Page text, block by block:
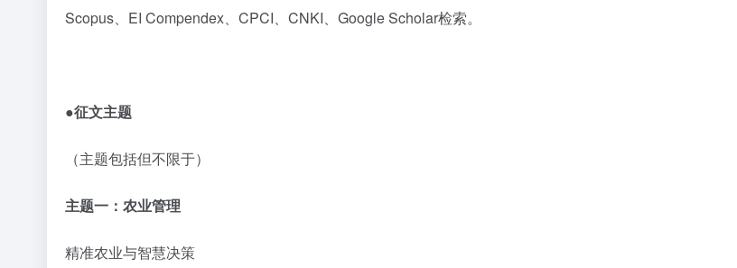
Scopus、 EI Compendex、 CPCI、 CNKI、 Google Scholar检索。
●征文主题
（主题包括但不限于）
主题一：农业管理
精准农业与智慧决策